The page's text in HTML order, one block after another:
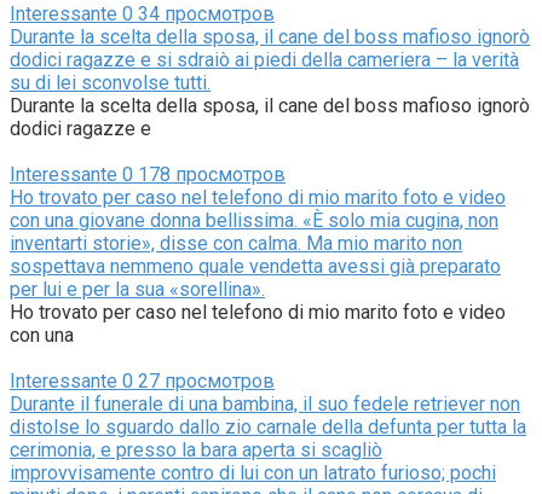
Interessante 0 34 просмотров
Durante la scelta della sposa, il cane del boss mafioso ignorò
dodici ragazze e si sdraiò ai piedi della cameriera – la verità
su di lei sconvolse tutti.
Durante la scelta della sposa, il cane del boss mafioso ignorò
dodici ragazze e
Interessante 0 178 просмотров
Ho trovato per caso nel telefono di mio marito foto e video
con una giovane donna bellissima. «È solo mia cugina, non
inventarti storie», disse con calma. Ma mio marito non
sospettava nemmeno quale vendetta avessi già preparato
per lui e per la sua «sorellina».
Ho trovato per caso nel telefono di mio marito foto e video
con una
Interessante 0 27 просмотров
Durante il funerale di una bambina, il suo fedele retriever non
distolse lo sguardo dallo zio carnale della defunta per tutta la
cerimonia, e presso la bara aperta si scagliò
improvvisamente contro di lui con un latrato furioso; pochi